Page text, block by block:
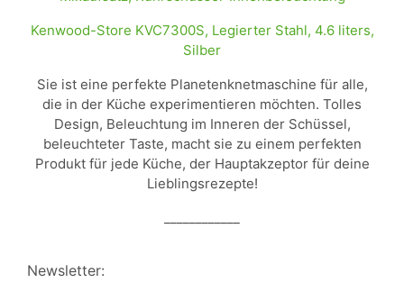
Kenwood-Store KVC7300S, Legierter Stahl, 4.6 liters,
Silber
Sie ist eine perfekte Planetenknetmaschine für alle,
die in der Küche experimentieren möchten. Tolles
Design, Beleuchtung im Inneren der Schüssel,
beleuchteter Taste, macht sie zu einem perfekten
Produkt für jede Küche, der Hauptakzeptor für deine
Lieblingsrezepte!
Newsletter: